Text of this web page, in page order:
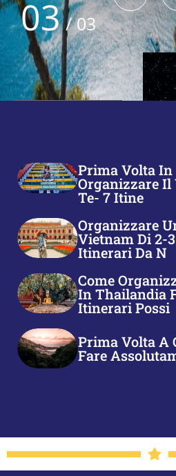
01/03
Prima Volta In
Organizzare Il
Te- 7 Itine
Organizzare
Vietnam Di 2-
Itinerari Da N
Come
In Thailandia
Itinerari Possi
Prima Volta A
Fare